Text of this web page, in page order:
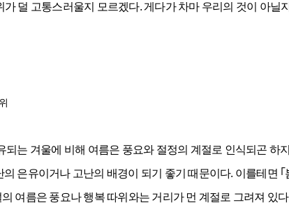
덜 고통스러울지 모르겠다. 게다가 차마 우리의 것이 아닐
는 겨울에 비해 여름은 풍요와 절정의 계절로 인식되곤 하
은유이거나 고난의 배경이 되기 좋기 때문이다. 이를테면
여름은 풍요나 행복 따위와는 거리가 먼 계절로 그려져 있